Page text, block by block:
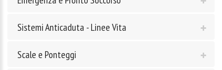
Sistemi Anticaduta - Linee Vita
Scale e Ponteggi